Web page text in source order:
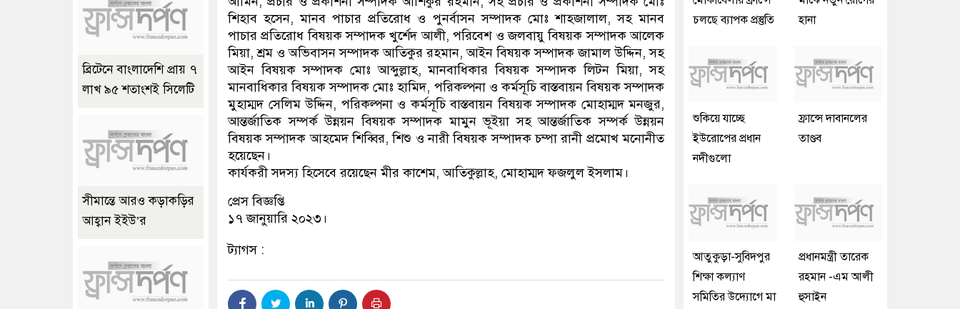
শিহাব হসেন, মানব পাচার প্রতিরোধ ও পুনর্বাসন সম্পাদক মোঃ শাহজালাল, সহ মানব
পাচার প্রতিরোধ বিষয়ক সম্পাদক খুর্শেদ আলী, পরিবেশ ও জলবায়ু বিষয়ক সম্পাদক আলেক
মিয়া, শ্রম ও অভিবাসন সম্পাদক আতিকুর রহমান, আইন বিষয়ক সম্পাদক জামাল উদ্দিন, সহ
আইন বিষয়ক সম্পাদক মোঃ আব্দুল্লাহ, মানবাধিকার বিষয়ক সম্পাদক লিটন মিয়া, সহ
মানবাধিকার বিষয়ক সম্পাদক মোঃ হামিদ, পরিকল্পনা ও কর্মসূচি বাস্তবায়ন বিষয়ক সম্পাদক
মুহাম্মদ সেলিম উদ্দিন, পরিকল্পনা ও কর্মসূচি বাস্তবায়ন বিষয়ক সম্পাদক মোহাম্মদ মনজুর,
আন্তর্জাতিক সম্পর্ক উন্নয়ন বিষয়ক সম্পাদক মামুন ভূইয়া সহ আন্তর্জাতিক সম্পর্ক উন্নয়ন
বিষয়ক সম্পাদক আহমেদ শিব্বির, শিশু ও নারী বিষয়ক সম্পাদক চম্পা রানী প্রমোখ মনোনীত
হয়েছেন।
কার্যকরী সদস্য হিসেবে রয়েছেন মীর কাশেম, আতিকুল্লাহ, মোহাম্মদ ফজলুল ইসলাম।
প্রেস বিজ্ঞপ্তি
১৭ জানুয়ারি ২০২৩।
ট্যাগস :
ব্রিটেনে বাংলাদেশি প্রায় ৭
লাখ ৯৫ শতাংশই সিলেটি
সীমান্তে আরও কড়াকড়ির
আহ্বান ইইউ’র
চলছে ব্যাপক প্রস্তুতি
হানা
শুকিয়ে যাচ্ছে
ইউরোপের প্রধান
নদীগুলো
ফ্রান্সে দাবানলের
তাণ্ডব
আতুকুড়া-সুবিদপুর
শিক্ষা কল্যাণ
সমিতির উদ্যোগে মা
প্রধানমন্ত্রী তারেক
রহমান -এম আলী
হুসাইন